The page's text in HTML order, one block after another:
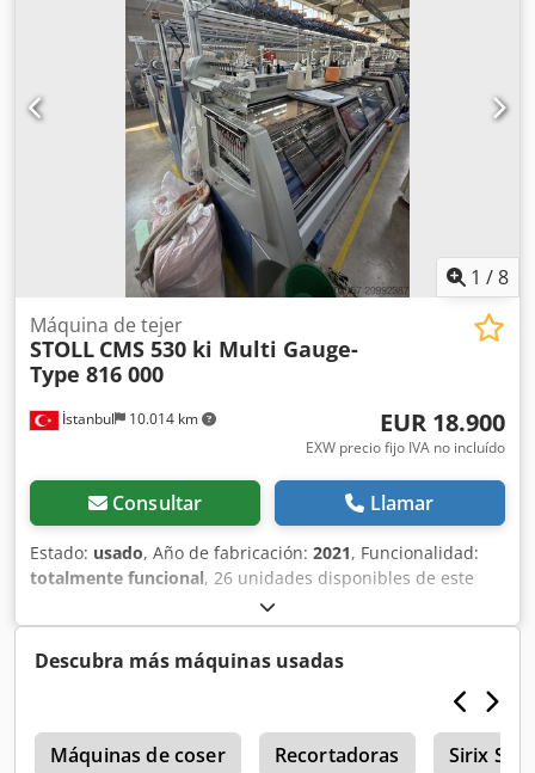
1 /8
İstanbul 10.014 km
Máquina de tejer
STOLL CMS 530 ki Multi Gauge-
Type 816 000
EUR 18.900
EXW precio fijo IVA no incluído
Consultar Llamar
Estado: usado, Año de fabricación: 2021, Funcionalidad:
totalmente funcional, 26 unidades disponibles de este
modelo Crodsyaypdspfx Aktof
Descubra más máquinas usadas
Máquinas de coser Recortadoras Sirix Stoll